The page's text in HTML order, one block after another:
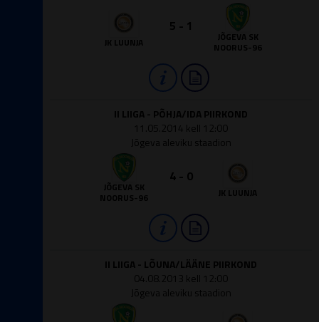
JK LUUNJA
5 - 1
JÕGEVA SK
NOORUS-96
II LIIGA - PÕHJA/IDA PIIRKOND
11.05.2014 kell 12:00
Jõgeva aleviku staadion
JÕGEVA SK
NOORUS-96
4 - 0
JK LUUNJA
II LIIGA - LÕUNA/LÄÄNE PIIRKOND
04.08.2013 kell 12:00
Jõgeva aleviku staadion